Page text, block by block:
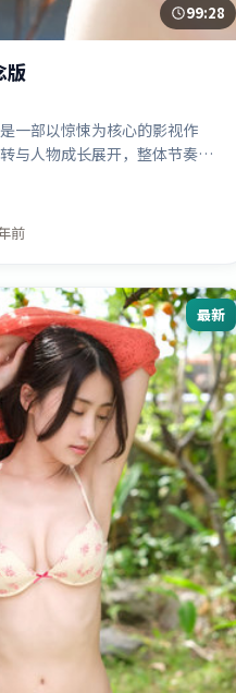
99:28
版
一部以惊悚为核心的影视作
与人物成长展开，整体节奏紧
前
最新